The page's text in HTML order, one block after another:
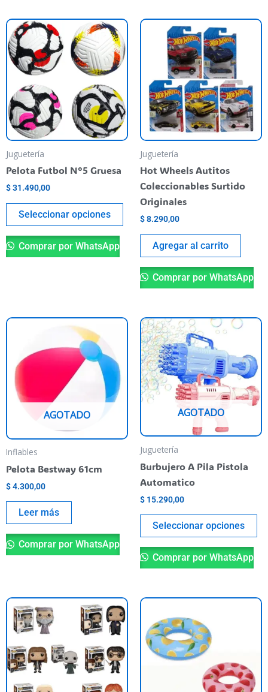
Juguetería
Pelota Futbol N°5 Gruesa
$31.490,00
Seleccionar opciones
Este
producto
tiene
variantes.
Las
opciones
se
pueden
elegir
página
del
producto
Comprar por WhatsApp
Juguetería
Hot Wheels Autitos
Coleccionables Surtido
Originales
$8.290,00
Agregar al carrito
Comprar por WhatsApp
AGOTADO
Inflables
Pelota Bestway 61cm
$4.300,00
Leer más
Comprar por WhatsApp
AGOTADO
Juguetería
Burbujero A Pila Pistola
Automatico
$ 15.290,00
Seleccionar opciones
se
Comprar por WhatsApp
Este
producto
varias